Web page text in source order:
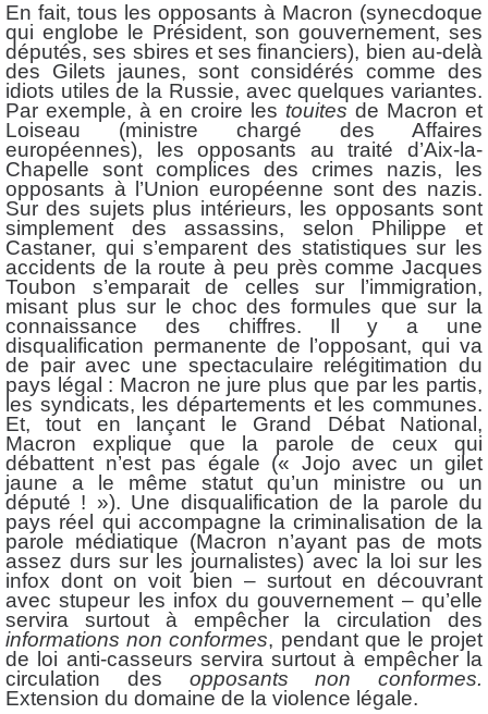
En fait, tous les opposants à Macron (synecdoque
qui englobe le Président, son gouvernement, ses
députés, ses sbires et ses financiers), bien au-delà
des Gilets jaunes, sont considérés comme des
idiots utiles de la Russie, avec quelques variantes.
Par exemple, à en croire les touites de Macron et
Loiseau (ministre chargé des Affaires
européennes), les opposants au traité d’Aix-la-
Chapelle sont complices des crimes nazis, les
opposants à l’Union européenne sont des nazis.
Sur des sujets plus intérieurs, les opposants sont
simplement des assassins, selon Philippe et
Castaner, qui s’emparent des statistiques sur les
accidents de la route à peu près comme Jacques
Toubon s’emparait de celles sur l’immigration,
misant plus sur le choc des formules que sur la
connaissance des chiffres. Il y a une
disqualification permanente de l’opposant, qui va
de pair avec une spectaculaire relégitimation du
pays légal : Macron ne jure plus que par les partis,
les syndicats, les départements et les communes.
Et, tout en lançant le Grand Débat National,
Macron explique que la parole de ceux qui
débattent n’est pas égale (« Jojo avec un gilet
jaune a le même statut qu’un ministre ou un
député ! »). Une disqualification de la parole du
pays réel qui accompagne la criminalisation de la
parole médiatique (Macron n’ayant pas de mots
assez durs sur les journalistes) avec la loi sur les
infox dont on voit bien – surtout en découvrant
avec stupeur les infox du gouvernement – qu’elle
servira surtout à empêcher la circulation des
informations non conformes, pendant que le projet
de loi anti-casseurs servira surtout à empêcher la
circulation des opposants non conformes.
Extension du domaine de la violence légale.